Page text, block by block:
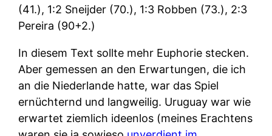
(41.), 1:2 Sneijder (70.), 1:3 Robben (73.), 2:3
Pereira (90+2.)
In diesem Text sollte mehr Euphorie stecken.
Aber gemessen an den Erwartungen, die ich
an die Niederlande hatte, war das Spiel
ernüchternd und langweilig. Uruguay war wie
erwartet ziemlich ideenlos (meines Erachtens